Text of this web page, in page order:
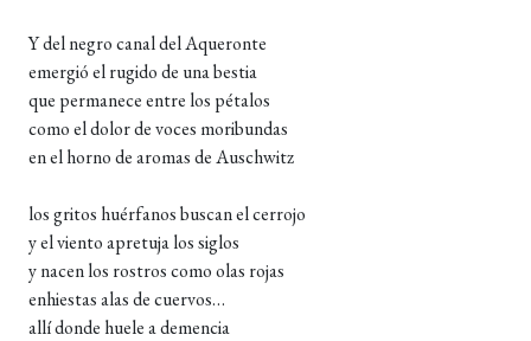
Y del negro canal del Aqueronte
emergió el rugido de una bestia
que permanece entre los pétalos
como el dolor de voces moribundas
en el horno de aromas de Auschwitz
los gritos huérfanos buscan el cerrojo
y el viento apretuja los siglos
y nacen los rostros como olas rojas
enhiestas alas de cuervos…
allí donde huele a demencia